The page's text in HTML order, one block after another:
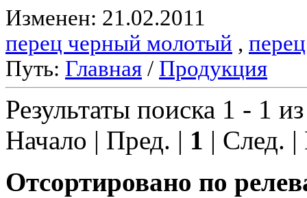
Изменен: 21.02.2011
перец черный молотый , перец
Путь: Главная / Продукция
Результаты поиска 1 - 1
Начало | Пред. | 1 | След.
Отсортировано по